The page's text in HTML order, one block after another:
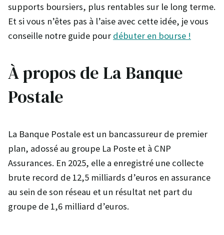
supports boursiers, plus rentables sur le long terme.
Et si vous n’êtes pas à l’aise avec cette idée, je vous
conseille notre guide pour débuter en bourse !
À propos de La Banque
Postale
La Banque Postale est un bancassureur de premier
plan, adossé au groupe La Poste et à CNP
Assurances. En 2025, elle a enregistré une collecte
brute record de 12,5 milliards d’euros en assurance
au sein de son réseau et un résultat net part du
groupe de 1,6 milliard d’euros.